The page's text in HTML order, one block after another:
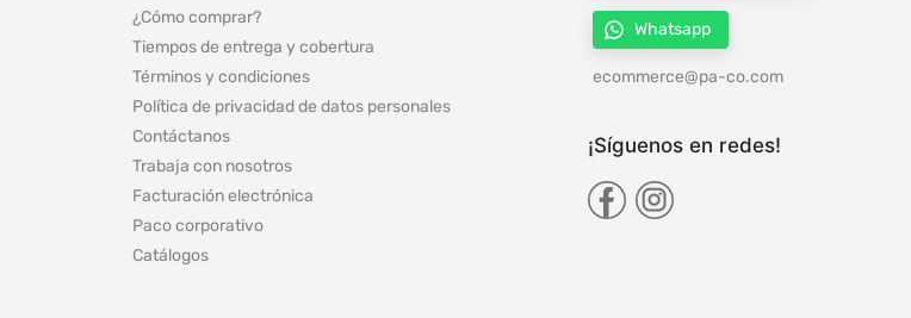
¿Cómo comprar?
Tiempos de entrega y cobertura
Términos y condiciones
Política de privacidad de datos personales
Contáctanos
Trabaja con nosotros
Facturación electrónica
Paco corporativo
Catálogos
Whatsapp
ecommerce@pa-co.com
¡Síguenos en redes!